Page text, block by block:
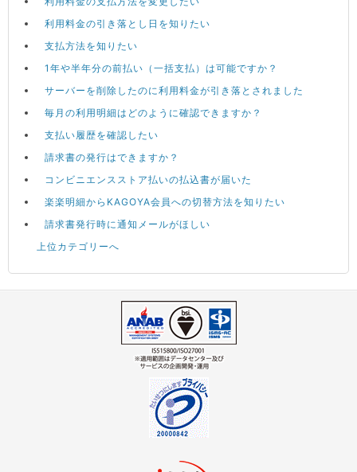
利用料金の引き落とし日を知りたい
支払方法を知りたい
1年や半年分の前払い（一括支払）は可能ですか？
サーバーを削除したのに利用料金が引き落とされました
毎月の利用明細はどのように確認できますか？
支払い履歴を確認したい
請求書の発行はできますか？
コンビニエンスストア払いの払込書が届いた
楽楽明細からKAGOYA会員への切替方法を知りたい
請求書発行時に通知メールがほしい
上位カテゴリーへ